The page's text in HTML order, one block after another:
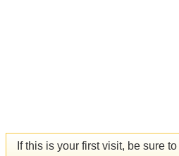
If this is your first visit, be sure